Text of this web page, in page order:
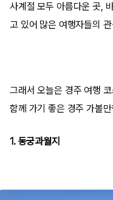
사계절 모두 아름다운 곳,
고 있어 많은 여행자들의
그래서 오늘은 경주 여행
함께 가기 좋은 경주 가볼
1. 동궁과월지